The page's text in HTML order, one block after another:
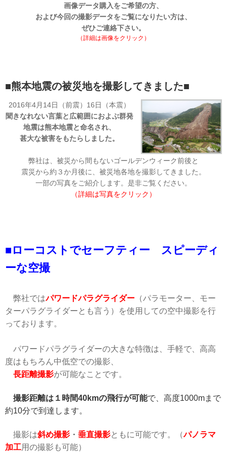
画像データ購入をご希望の方、
および今回の撮影データをご覧になりたい方は、
ぜひご連絡下さい。
（詳細は画像をクリック）
■熊本地震の被災地を撮影してきました■
2016年4月14日（前震）16日（本震）
聞きなれない言葉と広範囲におよぶ群発
地震は熊本地震と命名され、
甚大な被害をもたらしました。
弊社は、被災から間もないゴールデンウィーク前後と
震災から約３か月後に、被災地各地を撮影してきました。
一部の写真をご紹介します。是非ご覧ください。
（詳細は写真をクリック）
■ローコストでセーフティー スピーディ
ーな空撮
弊社ではパワードパラグライダー （パラモーター、モー
ターパラグライダーとも言う）を使用しての空中撮影を行
っております。
パワードパラグライダーの大きな特徴は、手軽で、高高
度はもちろん中低空での撮影、
長距離撮影が可能なことです。
撮影距離は１時間40kmの飛行が可能で、高度1000mまで
約10分で到達します。
撮影は斜め撮影 ・ 垂直撮影ともに可能です。（パノラマ
加工用の撮影も可能）